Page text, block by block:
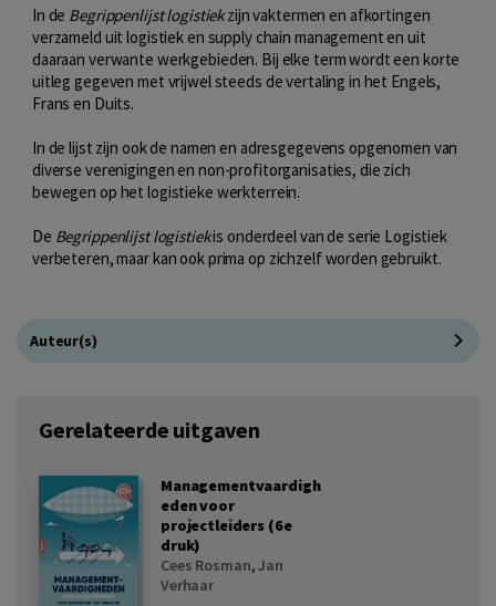
In de Begrippenlijst logistiekzijn vaktermen en afkortingen
verzameld uit logistiek en supply chain management en uit
daaraan verwante werkgebieden. Bij elke term wordt een korte
uitleg gegeven met vrijwel steeds de vertaling in het Engels,
Frans en Duits.
In de lijst zijn ook de namen en adresgegevens opgenomen van
diverse verenigingen en non-profitorganisaties, die zich
bewegen op het logistieke werkterrein.
De Begrippenlijst logistiekis onderdeel van de serie Logistiek
verbeteren, maar kan ook prima op zichzelf worden gebruikt.
Auteur(s)
Gerelateerde uitgaven
Managementvaardigh
eden voor
projectleiders (6e
druk)
Cees Rosman,Jan
Verhaar